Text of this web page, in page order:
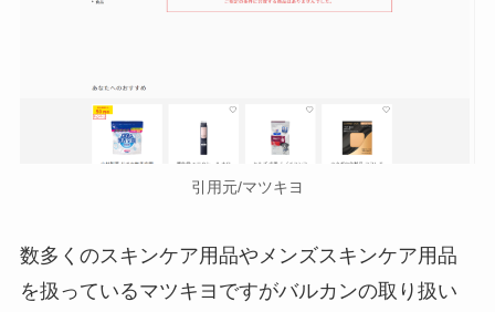
ン・ローソンなどコンビニも調
【博多通りもん】取扱店はどこ？
コンビニ・東京駅・大阪・北九州
など売ってる場所を調査！
サントリーバロンどこで買える？
果を紹介！
引用元/マツキヨ
数多くのスキンケア用品やメンズスキンケア用品
を扱っているマツキヨですがバルカンの取り扱い